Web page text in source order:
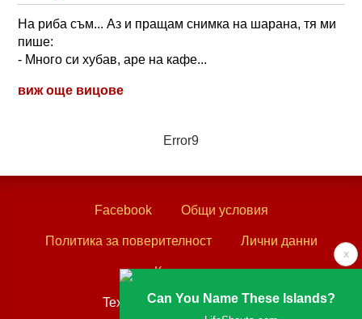
На риба съм... Аз и пращам снимка на шарана, тя ми
пише:
- Много си хубав, аре на кафе...
виж още вицове
Error9
x
Can You Name These Islands?
Facebook Общи условия
Политика за поверителност Лични данни
Контакти
Textove.com © 2003 - 2026